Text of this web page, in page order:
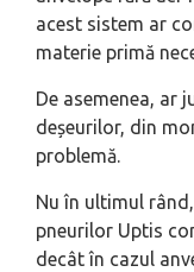
acest sistem ar
materie primă
De asemenea, ar
deșeurilor, din
problemă.
Nu în ultimul
pneurilor Uptis
decât în cazul